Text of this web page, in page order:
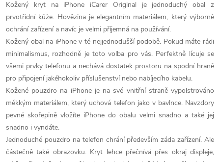
Kožený kryt na iPhone iCarer Original je jednoduchý obal z
prvotřídní kůže. Hovězina je elegantním materiálem, který výborně
ochrání zařízení a navíc je velmi příjemná na používání.
Kožený obal na iPhone v té nejjednodušší podobě. Pokud máte rádi
minimalismus, rozhodně je toto volba pro vás. Perfektně lícuje se
všemi prvky telefonu a nechává dostatek prostoru na spodní hraně
pro připojení jakéhokoliv příslušenství nebo nabíjecího kabelu.
Kožené pouzdro na iPhone je na své vnitřní straně vypolstrováno
měkkým materiálem, který uchová telefon jako v bavlnce. Navzdory
pevné skořepině vložíte iPhone do obalu velmi snadno a také jej
snadno i vyndáte.
Jednoduché pouzdro na telefon chrání především záda zařízení. Ale
částečně také obrazovku. Kryt lehce přečnívá přes okraj displeje,